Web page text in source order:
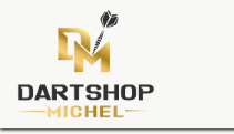
Zum Inhalt springen